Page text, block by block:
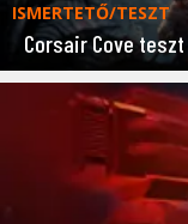
ISMERTETŐ/TESZT
Corsair Cove